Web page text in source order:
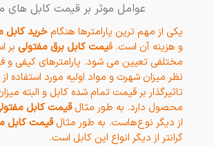
عوامل موثر بر قیمت کابل های
یکی از مهم ترین پارامترها هنگامخرید کابل
و هزینه آن است. قیمت کابل برق مفتولی بر
مختلفی تعیین می شود. پارامترهای کیفی و
نظر میزان شهرت و مواد اولیه مورد استفاده
تاثیرگذار بر قیمت تمام شده کابل و البته
محصول دارد. به طور مثالقیمت کابل
از دیگر نوع‌هاست. به طور مثالقیمت کابل
گرانتر از دیگر انواع این کابل است.